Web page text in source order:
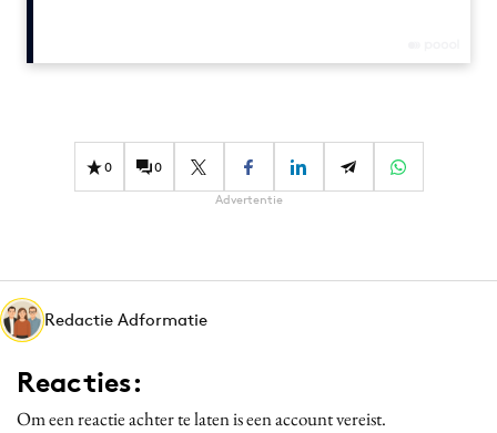
Gedragsverandering
Influencer marketing
Media
Merkstrategie
PR
Programmatic
Purpose Marketing
0 0
Advertentie
Redactie Adformatie
Reacties:
Om een reactie achter te laten is een account vereist.